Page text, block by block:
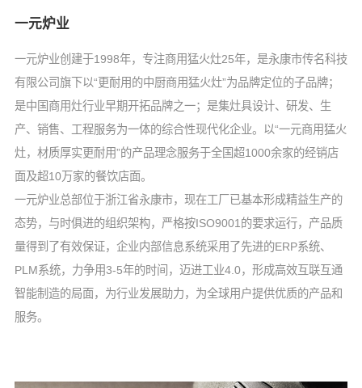
一元炉业
一元炉业创建于1998年，专注商用猛火灶25年，是永康市传名科技
有限公司旗下以“更耐用的中厨商用猛火灶”为品牌定位的子品牌；
是中国商用灶行业早期开拓品牌之一；是集灶具设计、研发、生
产、销售、工程服务为一体的综合性现代化企业。以“一元商用猛火
灶，材质厚实更耐用”的产品理念服务于全国超1000余家的经销店
面及超10万家的餐饮店面。
一元炉业总部位于浙江省永康市，现在工厂已基本形成精益生产的
态势，与时俱进的组织架构，严格按ISO9001的要求运行，产品质
量得到了有效保证，企业内部信息系统采用了先进的ERP系统、
PLM系统，力争用3-5年的时间，迈进工业4.0，形成高效互联互通
智能制造的局面，为行业发展助力，为全球用户提供优质的产品和
服务。